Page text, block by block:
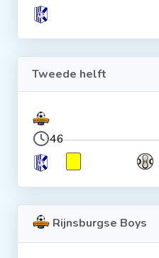
Tweede helft
46
Rijnsburgse Boys